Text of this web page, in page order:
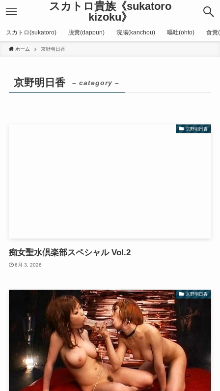
スカトロ貴族《sukatoro
kizoku》
スカトロ(sukatoro) 脱糞(dappun) 浣腸(kanchou) 嘔吐(ohto) 食糞
ホーム 京野明日香
京野明日香 – category –
京野明日香
痴女聖水倶楽部スペシャル Vol.2
6月 3, 2026
京野明日香